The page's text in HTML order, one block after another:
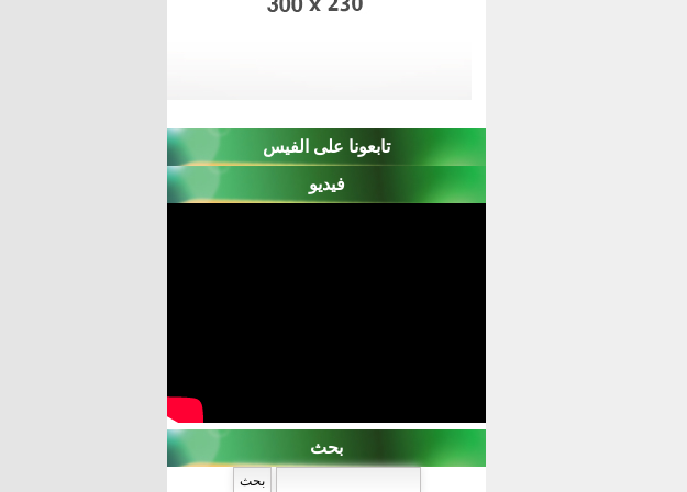
تابعونا على الفيس
فيديو
بحث